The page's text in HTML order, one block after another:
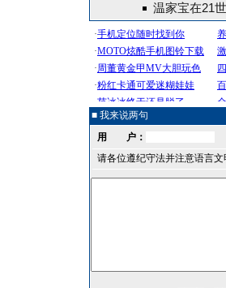
温家宝在21
■ 我来说两句
用 户：
请各位遵纪守法并注意语言文